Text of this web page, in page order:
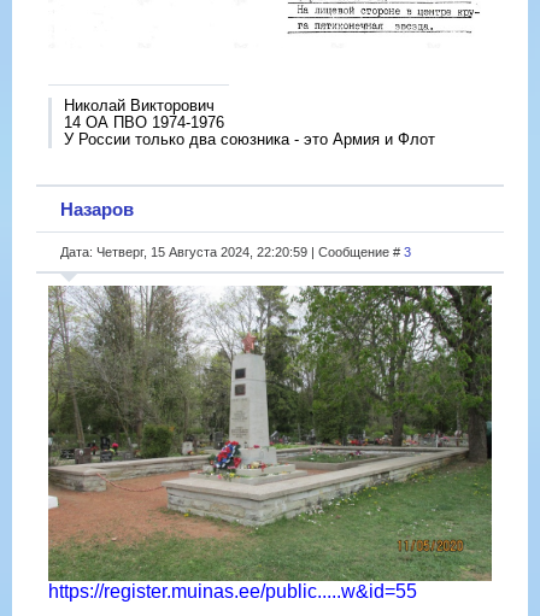
Николай Викторович
14 ОА ПВО 1974-1976
У России только два союзника - это Армия и Флот
Назаров
Дата: Четверг, 15 Августа 2024, 22:20:59 | Сообщение # 3
https://register.muinas.ee/public.....w&id=55